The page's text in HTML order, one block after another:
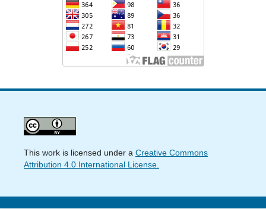
This work is licensed under a Creative Commons
Attribution 4.0 International License.